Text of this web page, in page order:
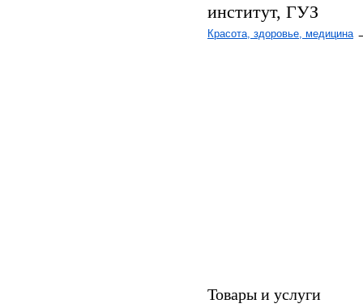
институт, ГУЗ
Красота, здоровье, медицина
Товары и услуги